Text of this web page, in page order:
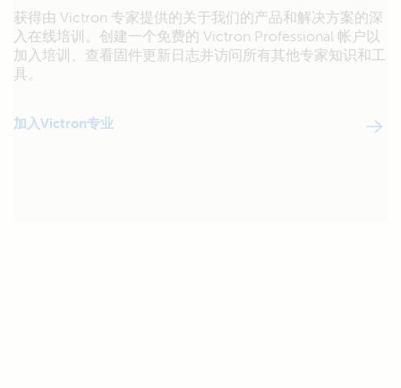
获得由 Victron 专家提供的关于我们的产品和解决方案的深
入在线培训。创建一个免费的 Victron Professional 帐户以
加入培训、查看固件更新日志并访问所有其他专家知识和工
具。
加入Victron专业